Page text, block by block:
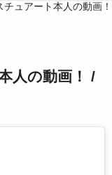
ュアート本人の動画！
人の動画！ /